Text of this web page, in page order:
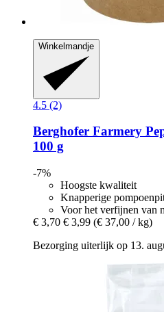
Winkelmandje
4.5 (2)
Berghofer Farmery
100 g
-7%
Hoogste kwaliteit
Knapperige
Voor het verfijnen van
€ 3,70 € 3,99 (€ 37,00 / kg)
Bezorging uiterlijk op 13.